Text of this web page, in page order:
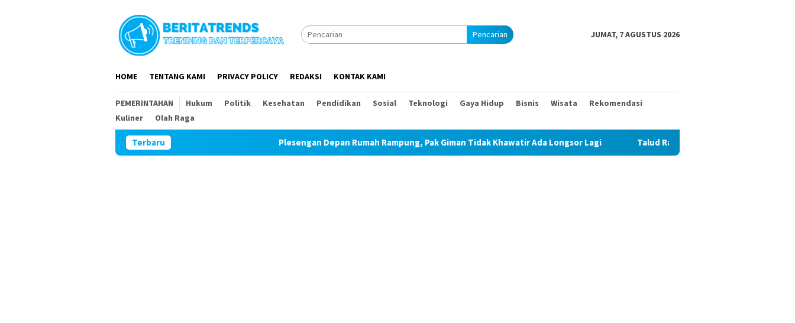
Pencarian JUMAT, 7 AGUSTUS 2026
HOME TENTANG KAMI PRIVACY POLICY REDAKSI KONTAK KAMI
PEMERINTAHAN Hukum Politik Kesehatan Pendidikan Sosial Teknologi Gaya Hidup Bisnis Wisata
Rekomendasi
Kuliner
Olah Raga
Terbaru Plesengan Depan Rumah Rampung, Pak Giman Tidak Khawatir Ada Longsor Lagi Talud Rampung, Satgas TMMD 129 Fokus Ratakan